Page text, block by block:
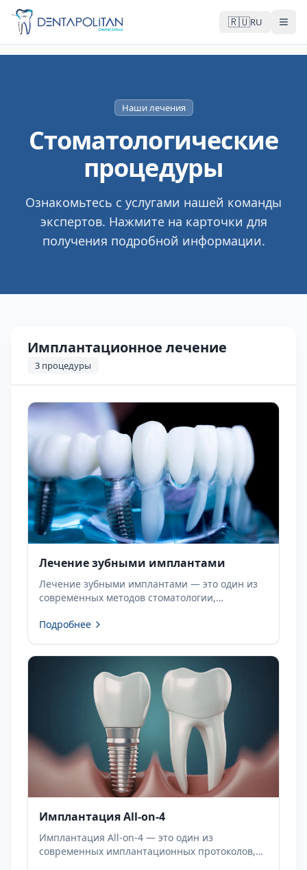
🇷🇺RU
Наши лечения
Стоматологические
процедуры
Ознакомьтесь с услугами нашей команды
экспертов. Нажмите на карточки для
получения подробной информации.
Имплантационное лечение
3 процедуры
Лечение зубными имплантами
Лечение зубными имплантами — это один из
современных методов стоматологии,
эстетического восстановления отсутствующих
Подробнее
Имплантация All-on-4
Имплантация All-on-4 — это один из
современных имплантационных протоколов,